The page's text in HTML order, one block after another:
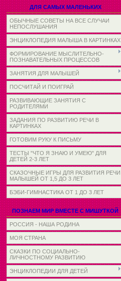
ДЛЯ САМЫХ МАЛЕНЬКИХ
ОБЫЧНЫЕ СОВЕТЫ НА ВСЕ СЛУЧАИ
НЕПОСЛУШАНИЯ
ЭНЦИКЛОПЕДИЯ МАЛЫША В КАРТИНКАХ
ФОРМИРОВАНИЕ МЫСЛИТЕЛЬНО-
ПОЗНАВАТЕЛЬНЫХ ПРОЦЕССОВ
ЗАНЯТИЯ ДЛЯ МАЛЫШЕЙ
ПОСЧИТАЙ И ПОИГРАЙ
РАЗВИВАЮЩИЕ ЗАНЯТИЯ С
РОДИТЕЛЯМИ
ЗАДАНИЯ ПО РАЗВИТИЮ РЕЧИ В
КАРТИНКАХ
ГОТОВИМ РУКУ К ПИСЬМУ
ТЕСТЫ "ЧТО Я ЗНАЮ И УМЕЮ" ДЛЯ
ДЕТЕЙ 2-3 ЛЕТ
СКАЗОЧНЫЕ ИГРЫ ДЛЯ РАЗВИТИЯ РЕЧИ
МАЛЫШЕЙ ОТ 1,5 ДО 3 ЛЕТ
БЭБИ-ГИМНАСТИКА ОТ 1 ДО 3 ЛЕТ
ПОЗНАЕМ МИР ВМЕСТЕ С МИШУТКОЙ
РОССИЯ - НАША РОДИНА
МОЯ СТРАНА
СКАЗКИ ПО СОЦИАЛЬНО-
ЛИЧНОСТНОМУ РАЗВИТИЮ
ЭНЦИКЛОПЕДИИ ДЛЯ ДЕТЕЙ